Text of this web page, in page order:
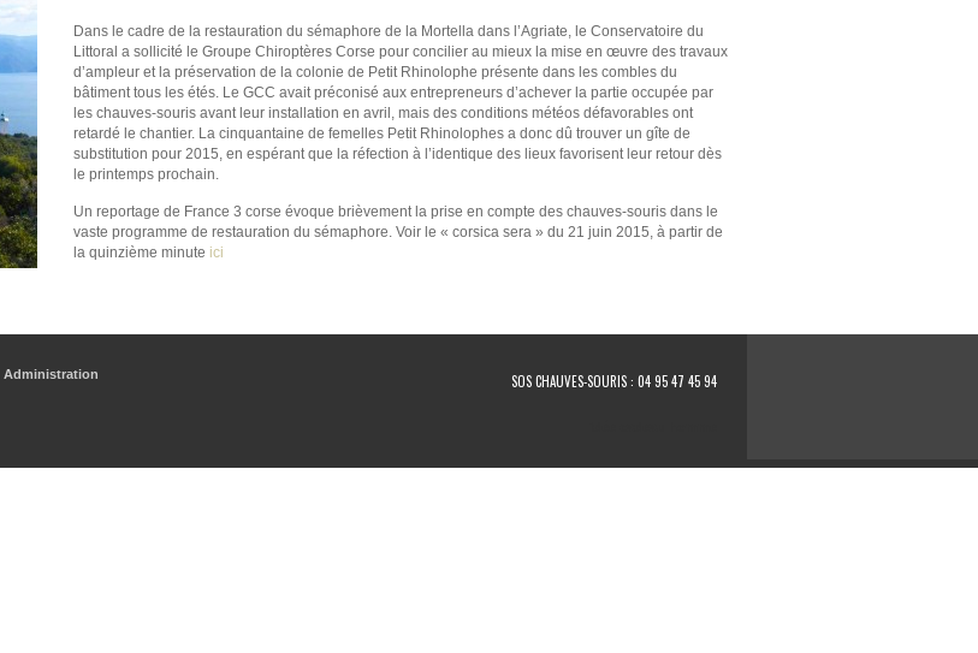
Dans le cadre de la restauration du sémaphore de la Mortella dans l’Agriate, le Conservatoire du
Littoral a sollicité le Groupe Chiroptères Corse pour concilier au mieux la mise en œuvre des travaux
d’ampleur et la préservation de la colonie de Petit Rhinolophe présente dans les combles du
bâtiment tous les étés. Le GCC avait préconisé aux entrepreneurs d’achever la partie occupée par
les chauves-souris avant leur installation en avril, mais des conditions météos défavorables ont
retardé le chantier. La cinquantaine de femelles Petit Rhinolophes a donc dû trouver un gîte de
substitution pour 2015, en espérant que la réfection à l’identique des lieux favorisent leur retour dès
le printemps prochain.
Un reportage de France 3 corse évoque brièvement la prise en compte des chauves-souris dans le
vaste programme de restauration du sémaphore. Voir le « corsica sera » du 21 juin 2015, à partir de
la quinzième minute ici
Administration SOS CHAUVES-SOURIS : 04 95 47 45 94